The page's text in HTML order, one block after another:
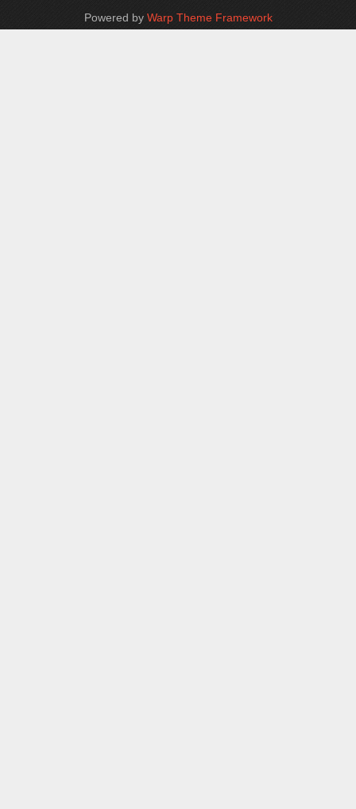
Powered by Warp Theme Framework